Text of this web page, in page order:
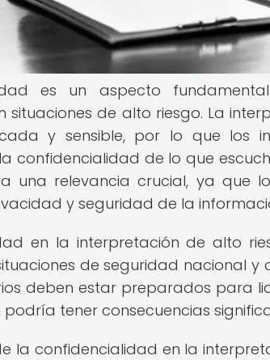
es un aspecto
situaciones de alto riesgo. La
y sensible, por lo que los
confidencialidad de lo que
una relevancia crucial, ya que
y seguridad de la
en la interpretación de alto
de seguridad nacional
deben estar preparados para
tener consecuencias
la confidencialidad en la